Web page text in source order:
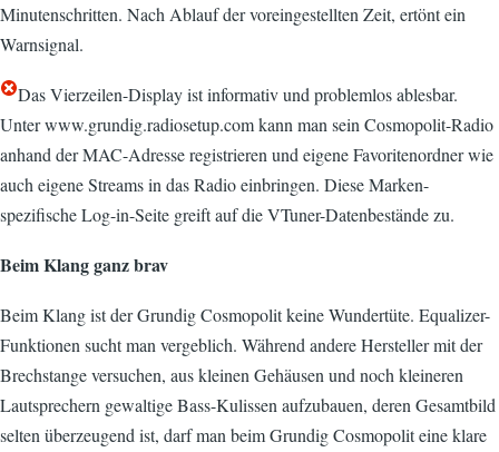
Minutenschritten. Nach Ablauf der voreingestellten Zeit, ertönt ein
Warnsignal.
Das Vierzeilen-Display ist informativ und problemlos ablesbar.
Unter www.grundig.radiosetup.com kann man sein Cosmopolit-Radio
anhand der MAC-Adresse registrieren und eigene Favoritenordner wie
auch eigene Streams in das Radio einbringen. Diese Marken-
spezifische Log-in-Seite greift auf die VTuner-Datenbestände zu.
Beim Klang ganz brav
Beim Klang ist der Grundig Cosmopolit keine Wundertüte. Equalizer-
Funktionen sucht man vergeblich. Während andere Hersteller mit der
Brechstange versuchen, aus kleinen Gehäusen und noch kleineren
Lautsprechern gewaltige Bass-Kulissen aufzubauen, deren Gesamtbild
selten überzeugend ist, darf man beim Grundig Cosmopolit eine klare